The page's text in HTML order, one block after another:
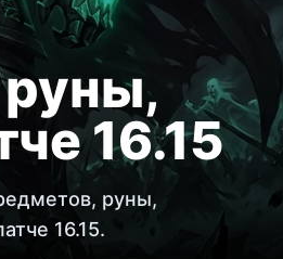
16.15
руны,
16.15.